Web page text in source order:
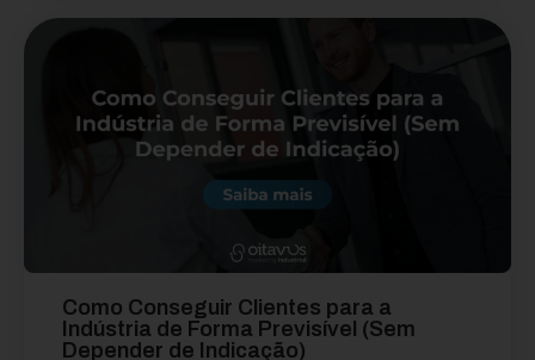
Como Conseguir Clientes para a
Indústria de Forma Previsível (Sem
Depender de Indicação)